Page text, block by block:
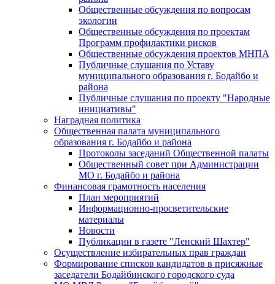
Общественные обсуждения по вопросам
экологии
Общественные обсуждения по проектам
Программ профилактики рисков
Общественные обсуждения проектов МНПА
Публичные слушания по Уставу
муниципального образования г. Бодайбо и
района
Публичные слушания по проекту "Народные
инициативы"
Наградная политика
Общественная палата муниципального
образования г. Бодайбо и района
Протоколы заседаний Общественной палаты
Общественный совет при Администрации
МО г. Бодайбо и района
Финансовая грамотность населения
План мероприятий
Информационно-просветительские
материалы
Новости
Публикации в газете "Ленский Шахтер"
Осуществление избирательных прав граждан
Формирование списков кандидатов в присяжные
заседатели Бодайбинского городского суда